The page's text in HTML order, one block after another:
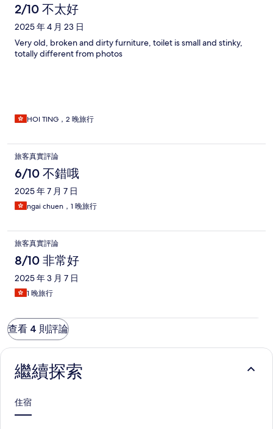
2/10 不太好
2025 年 4 月 23 日
Very old, broken and dirty furniture, toilet is small and stinky,
totally different from photos
HOI TING，2 晚旅行
旅客真實評論
6/10 不錯哦
2025 年 7 月 7 日
ngai chuen，1 晚旅行
旅客真實評論
8/10 非常好
2025 年 3 月 7 日
1 晚旅行
查看 4 則評論
繼續探索
住宿